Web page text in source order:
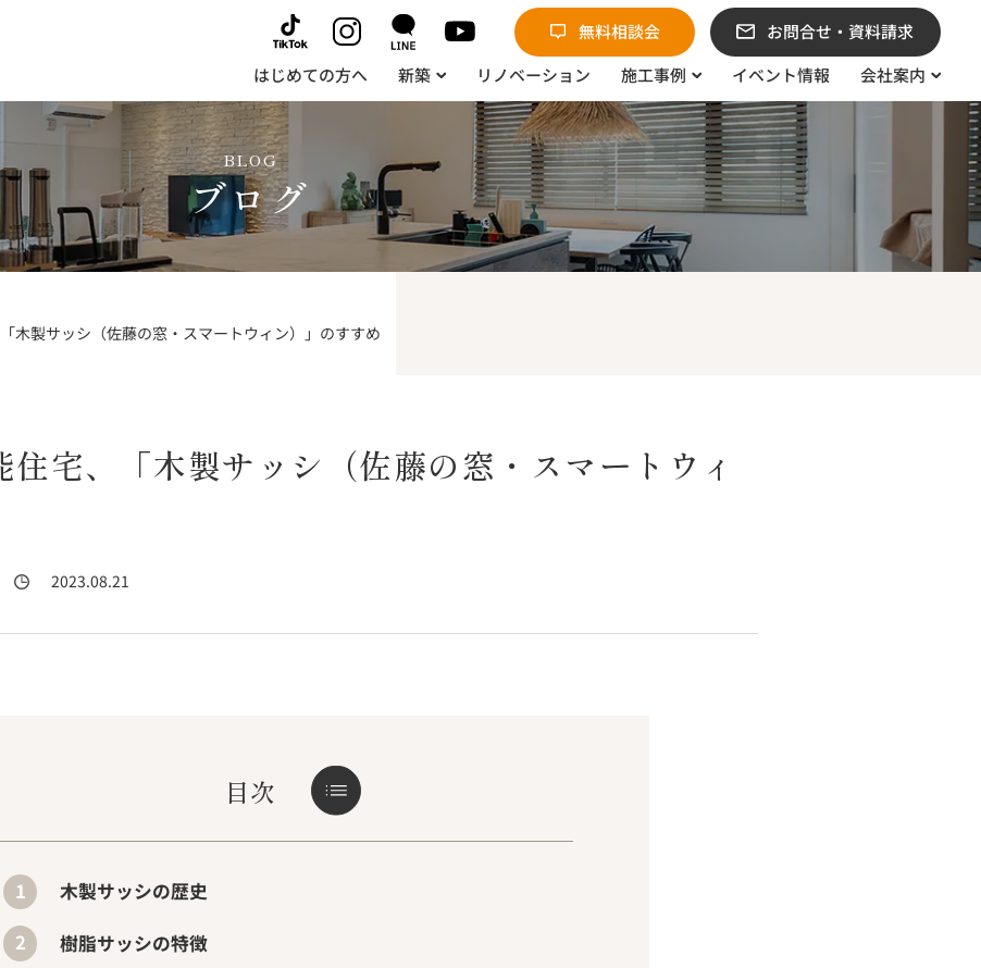
お問合せ・資料請求
無料相談会
はじめての方へ
新築 リノベーション 施工事例 イベント情報 会社案内
BLOG
ブログ
木製サッシ（佐藤の窓・スマートウィン）」のすすめ
宅、「木製サッシ（佐藤の窓・スマートウィ
2023.08.21
目次
木製サッシの歴史
樹脂サッシの特徴